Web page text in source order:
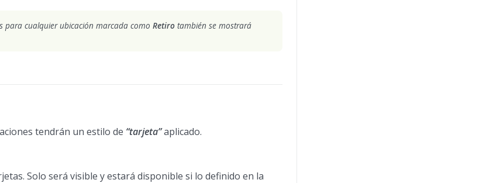
para cualquier ubicación marcada como Retiro también se mostrará
tendrán un estilo de “tarjeta”aplicado.
Solo será visible y estará disponible si lo definido en la